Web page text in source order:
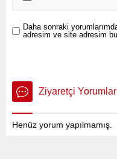
Daha sonraki
adresim ve site adresim
Ziyaretçi
Henüz yorum yapılmamış.